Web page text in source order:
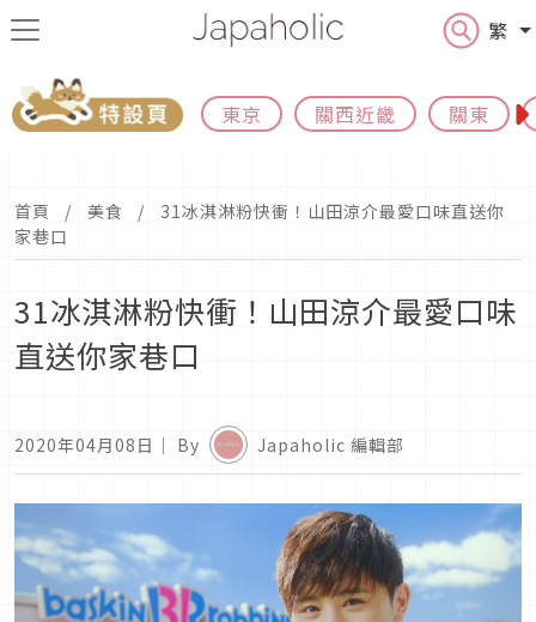
繁
東京 關西近畿 關東
首頁 美食
31冰淇淋粉快衝！山田涼介最愛口味直送你
家巷口
31冰淇淋粉快衝！山田涼介最愛口味
直送你家巷口
2020年04月08日 ｜ By Japaholic 編輯部